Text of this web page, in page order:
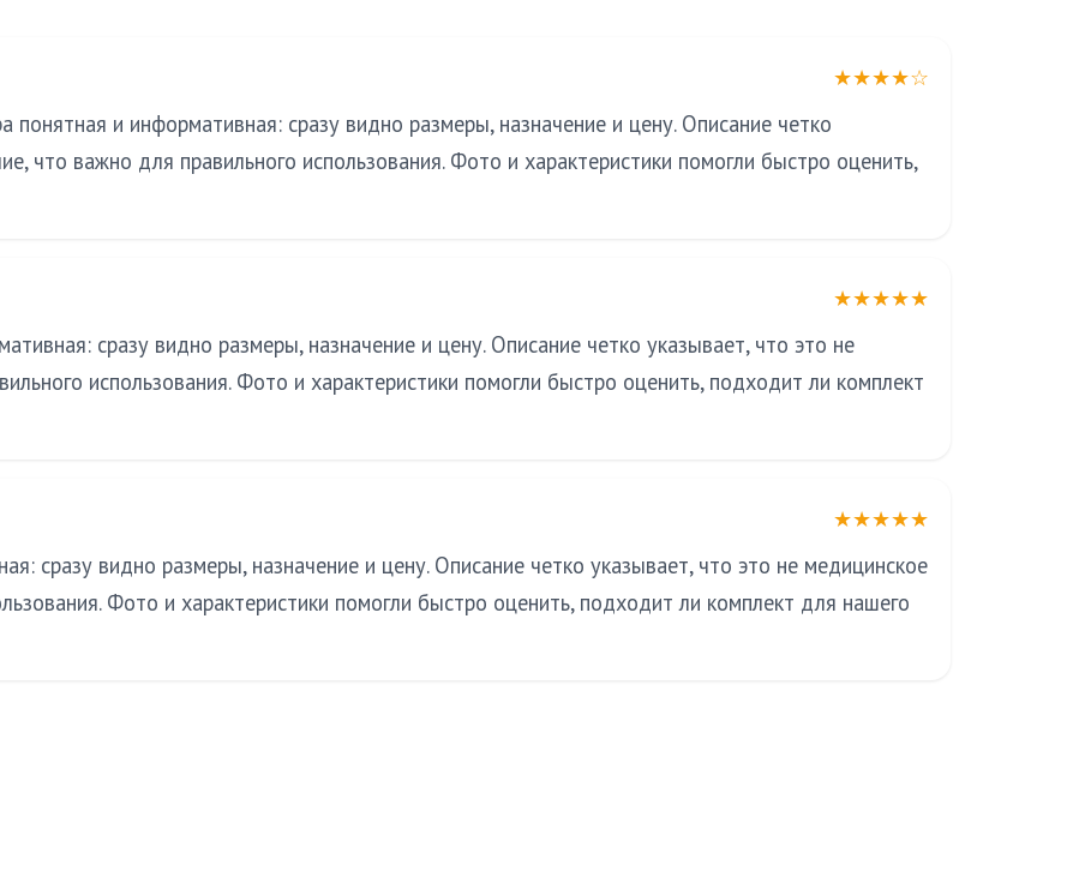
★★★★☆
понятная и информативная: сразу видно размеры, назначение и цену. Описание четко
что важно для правильного использования. Фото и характеристики помогли быстро оценить,
★★★★★
сразу видно размеры, назначение и цену. Описание четко указывает, что это не
использования. Фото и характеристики помогли быстро оценить, подходит ли комплект
★★★★★
сразу видно размеры, назначение и цену. Описание четко указывает, что это не медицинское
Фото и характеристики помогли быстро оценить, подходит ли комплект для нашего